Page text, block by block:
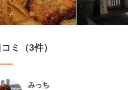
ミ（3件）
みっち